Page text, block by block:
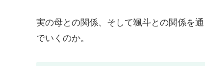
実の母との関係、そして颯斗との関係を
でいくのか。